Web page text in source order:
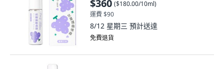
$360 ($180.00/10ml)
運費 $90
8/12 星期三 預計送達
免費退貨